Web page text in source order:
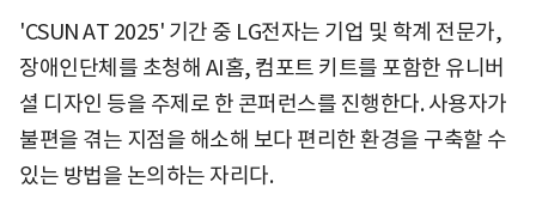
'CSUN AT 2025' 기간 중 LG전자는 기업 및 학계 전문가,
장애인단체를 초청해 AI홈, 컴포트 키트를 포함한 유니버
셜 디자인 등을 주제로 한 콘퍼런스를 진행한다. 사용자가
불편을 겪는 지점을 해소해 보다 편리한 환경을 구축할 수
있는 방법을 논의하는 자리다.